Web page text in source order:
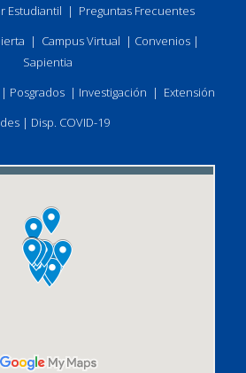
Estudiantil | Preguntas Frecuentes
| Campus Virtual | Convenios|
Sapientia
| Posgrados | Investigación | Extensión
| Disp. COVID-19